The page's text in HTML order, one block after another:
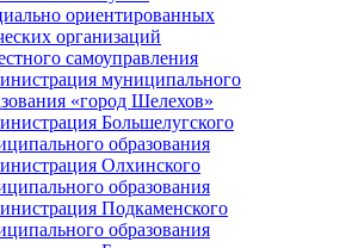
ориентированных
организаций
самоуправления
муниципального
«город Шелехов»
Большелугского
образования
Олхинского
образования
Подкаменского
образования